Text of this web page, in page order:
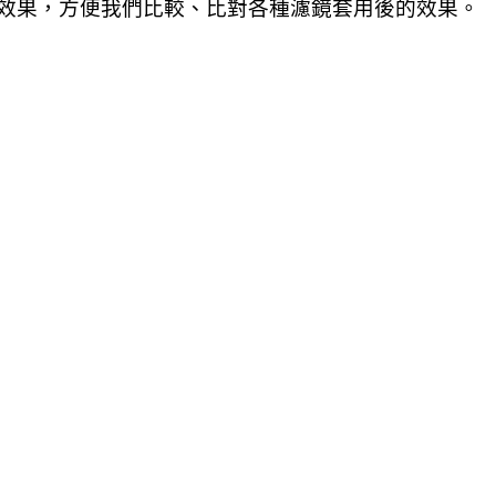
，方便我們比較、比對各種濾鏡套用後的效果。